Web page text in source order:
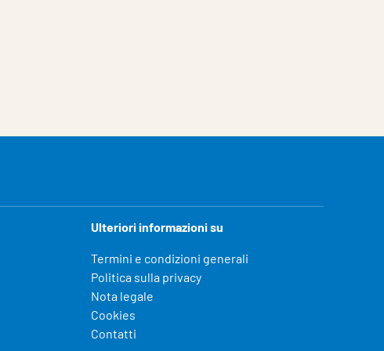
Ulteriori informazioni su
Termini e condizioni generali
Politica sulla privacy
Nota legale
Cookies
Contatti